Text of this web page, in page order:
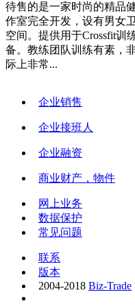
待售的是一家时尚的精品
作室完全开发，设有男女
空间。提供用于Crossfit训
备。教练团队训练有素，
际上非常...
企业销售
企业接班人
企业融资
商业财产，物件
网上业务
数据保护
常见问题
联系
版本
2004-2018 Biz-Trade